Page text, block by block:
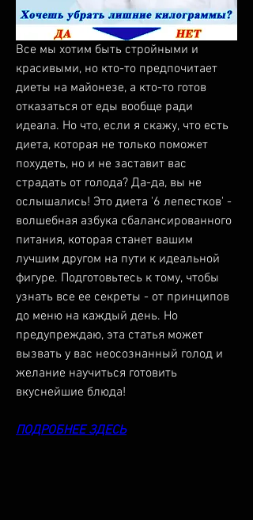
Все мы хотим быть стройными и
красивыми, но кто-то предпочитает
диеты на майонезе, а кто-то готов
отказаться от еды вообще ради
идеала. Но что, если я скажу, что есть
диета, которая не только поможет
похудеть, но и не заставит вас
страдать от голода? Да-да, вы не
ослышались! Это диета '6 лепестков' -
волшебная азбука сбалансированного
питания, которая станет вашим
лучшим другом на пути к идеальной
фигуре. Подготовьтесь к тому, чтобы
узнать все ее секреты - от принципов
до меню на каждый день. Но
предупреждаю, эта статья может
вызвать у вас неосознанный голод и
желание научиться готовить
вкуснейшие блюда!
ПОДРОБНЕЕ ЗДЕСЬ